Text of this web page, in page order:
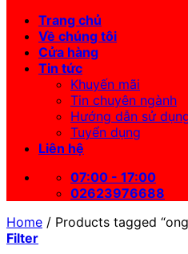
Trang chủ
Về chúng tôi
Cửa hàng
Tin tức
Khuyến mãi
Tin chuyên ngành
Hướng dẫn sử
Tuyển dụng
Liên hệ
07:00 - 17:00
02623976688
Home / Products tagged
Filter